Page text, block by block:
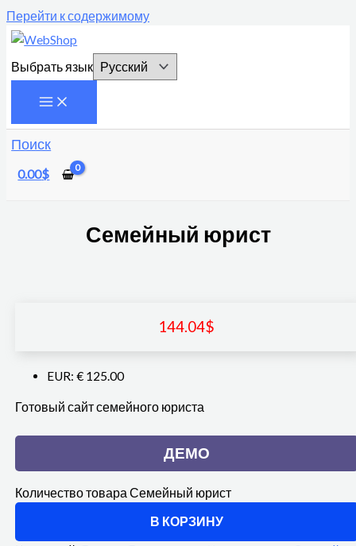
Перейти к содержимому
Выбрать язык
Поиск
0.00$
Семейный юрист
144.04$
EUR: € 125.00
Готовый сайт семейного юриста
ДЕМО
Количество товара Семейный юрист
В КОРЗИНУ